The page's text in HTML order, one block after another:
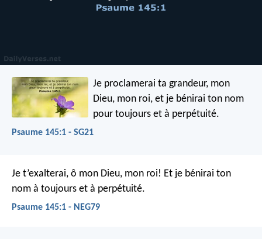
Je proclamerai ta grandeur, mon
Dieu, mon roi, et je bénirai ton nom
pour toujours et à perpétuité.
Psaume 145:1 - SG21
Je t’exalterai, ô mon Dieu, mon roi! Et je bénirai ton
nom à toujours et à perpétuité.
Psaume 145:1 - NEG79